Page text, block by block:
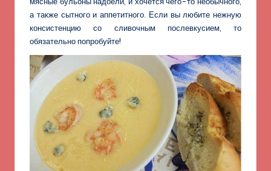
а также сытного и аппетитного. Если вы любите нежную
консистенцию со сливочным послевкусием, то
обязательно попробуйте!